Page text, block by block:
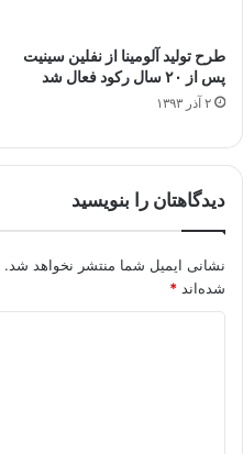
طرح تولید آلومینا از نفلین سینیت
پس از ۲۰ سال رکود فعال شد
۲ آذر ۱۳۹۳
دیدگاهتان را بنویسید
نشانی ایمیل شما منتشر نخواهد شد.
شده‌اند *